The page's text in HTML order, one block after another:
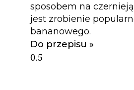
sposobem na
jest zrobienie
bananowego.
Do przepisu »